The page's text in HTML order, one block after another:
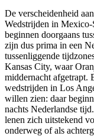
De verscheidenheid
Wedstrijden in Mexico-
beginnen doorgaans
zijn dus prima in een
tussenliggende
Kansas City, waar
middernacht afgetrapt.
wedstrijden in Los
willen zien: daar
nachts Nederlandse
lenen zich uitstekend
onderweg of als